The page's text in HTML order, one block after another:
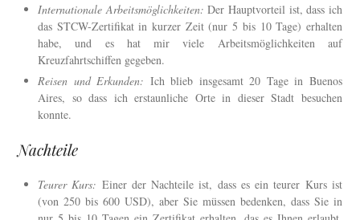
Internationale Arbeitsmöglichkeiten: Der Hauptvorteil ist, dass ich
das STCW-Zertifikat in kurzer Zeit (nur 5 bis 10 Tage) erhalten
habe, und es hat mir viele Arbeitsmöglichkeiten auf
Kreuzfahrtschiffen gegeben.
Reisen und Erkunden: Ich blieb insgesamt 20 Tage in Buenos
Aires, so dass ich erstaunliche Orte in dieser Stadt besuchen
konnte.
Nachteile
Teurer Kurs: Einer der Nachteile ist, dass es ein teurer Kurs ist
(von 250 bis 600 USD), aber Sie müssen bedenken, dass Sie in